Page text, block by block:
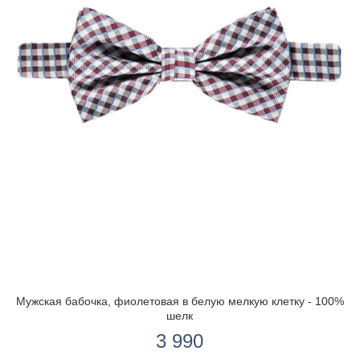
Мужская бабочка, фиолетовая в белую мелкую клетку - 100%
шелк
3 990